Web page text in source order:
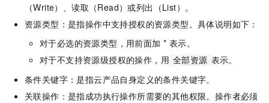
（Write）、读取（Read）或列出（List）。
资源类型：是指操作中支持授权的资源类型。具体说明如下：
对于必选的资源类型，用前面加 * 表示。
对于不支持资源级授权的操作，用 全部资源 表示。
条件关键字：是指云产品自身定义的条件关键字。
关联操作：是指成功执行操作所需要的其他权限。操作者必须